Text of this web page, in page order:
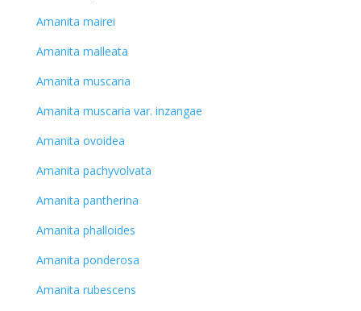
Amanita mairei
Amanita malleata
Amanita muscaria
Amanita muscaria var. inzangae
Amanita ovoidea
Amanita pachyvolvata
Amanita pantherina
Amanita phalloides
Amanita ponderosa
Amanita rubescens